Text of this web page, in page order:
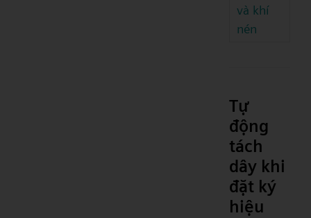
và khí
nén
Tự
động
tách
dây khi
đặt ký
hiệu